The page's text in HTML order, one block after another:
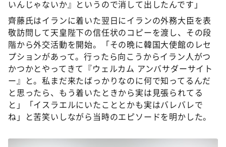
いんじゃないか』というので消して出したんです」
齊藤氏はイランに着いた翌日にイランの外務大臣を表
敬訪問して天皇陛下の信任状のコピーを渡し、その段
階から外交活動を開始。「その晩に韓国大使館のレセ
プションがあって。行ったら向こうからイラン人がつ
かつかとやってきて『ウェルカム アンバサダーサイト
ー』と。私まだ来たばっかりなのに何で知ってるんだ
と思ったら、もう着いたときから実は見張られてる
と」「イスラエルにいたこととかも実はバレバレで
ね」と苦笑いしながら当時のエピソードを明かした。